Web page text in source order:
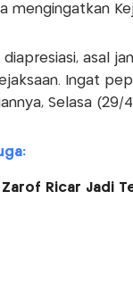
mengingatkan
diapresiasi, asal
Ingat
Selasa (29/
Zarof Ricar Jadi